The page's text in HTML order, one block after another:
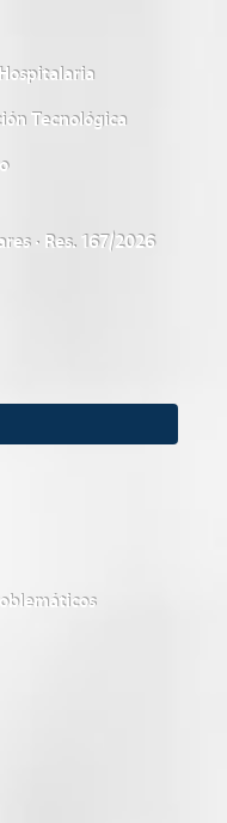
Tecnológica
· Res. 167/2026